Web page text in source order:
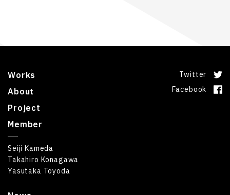
Works
About
Project
Member
Seiji Kameda
Takahiro Konagawa
Yasutaka Toyoda
Twitter
Facebook